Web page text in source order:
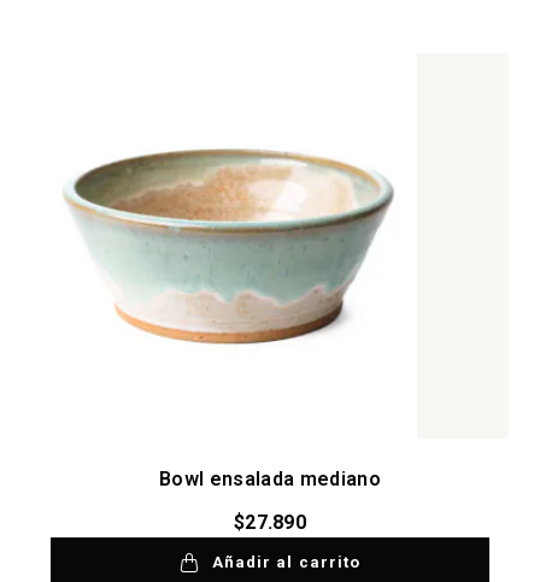
Bowl ensalada mediano
$27.890
Añadir al carrito